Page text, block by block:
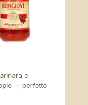
e
— perfetto